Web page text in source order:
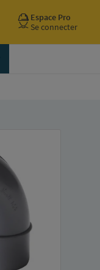
Espace Pro
Se connecter